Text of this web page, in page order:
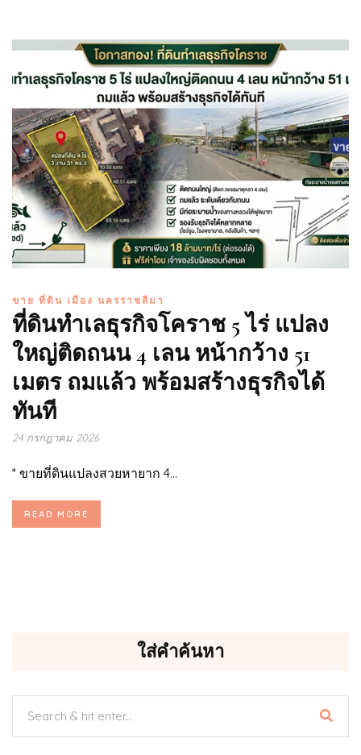
ขาย ที่ดิน เมือง นครราชสีมา
ที่ดินทำเลธุรกิจโคราช 5 ไร่ แปลง
ใหญ่ติดถนน 4 เลน หน้ากว้าง 51
เมตร ถมแล้ว พร้อมสร้างธุรกิจได้
ทันที
24 กรกฎาคม 2026
* ขายที่ดินแปลงสวยหายาก 4...
READ MORE
ใส่คำค้นหา